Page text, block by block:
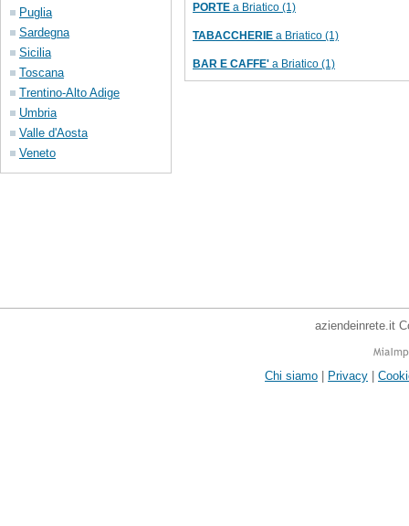
Puglia
Sardegna
Sicilia
Toscana
Trentino-Alto Adige
Umbria
Valle d'Aosta
Veneto
PORTE a Briatico (1)
TABACCHERIE a Briatico (1)
BAR E CAFFE' a Briatico (1)
aziendeinrete.it
Chi siamo | Privacy |